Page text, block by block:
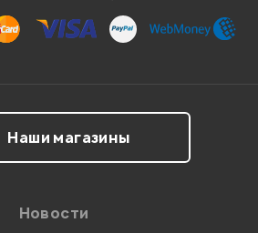
Наши магазины
Новости